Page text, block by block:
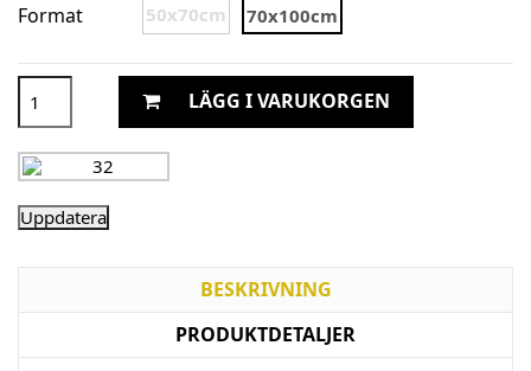
Format 50x70cm 70x100cm
LÄGG I VARUKORGEN
BESKRIVNING
PRODUKTDETALJER